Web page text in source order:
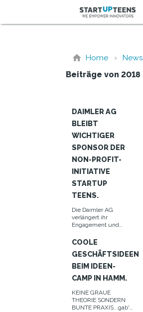
Home News
Beiträge von 2018
DAIMLER AG
BLEIBT
WICHTIGER
SPONSOR DER
NON-PROFIT-
INITIATIVE
STARTUP
TEENS.
Die Daimler AG
verlängert ihr
Engagement und
Partner der Non-Profit-
TEENS.
COOLE
GESCHÄFTSIDEEN
BEIM IDEEN-
CAMP IN HAMM.
KEINE GRAUE
THEORIE SONDERN
BUNTE PRAXIS...gab's